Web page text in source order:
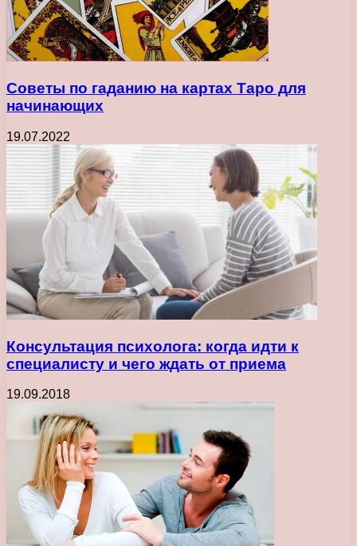
Советы по гаданию на картах Таро для
начинающих
19.07.2022
Консультация психолога: когда идти к
специалисту и чего ждать от приема
19.09.2018